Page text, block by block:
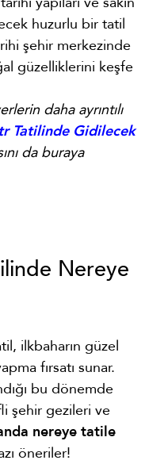
huzurlu bir tatil
şehir merkezinde
güzelliklerini keşfe
daha ayrıntılı
Tatilinde Gidilecek
da buraya
Nereye
ilkbaharın güzel
fırsatı sunar.
bu dönemde
şehir gezileri ve
nereye tatile
öneriler!